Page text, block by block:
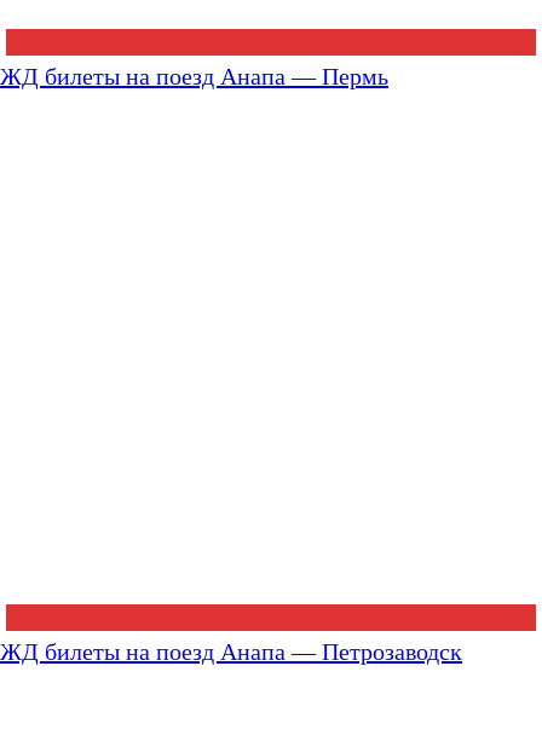
ЖД билеты на поезд Анапа — Пермь
ЖД билеты на поезд Анапа — Петрозаводск